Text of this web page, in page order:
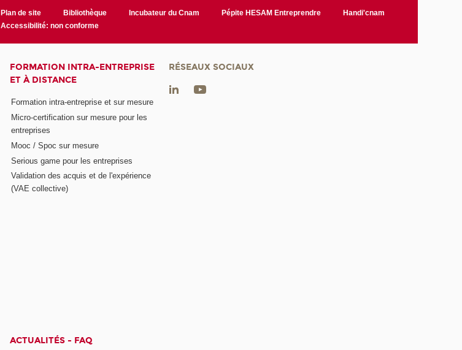
Plan de site Bibliothèque Incubateur du Cnam Pépite HESAM Entreprendre
Handi'cnam
Accessibilité: non conforme
FORMATION INTRA-ENTREPRISE
ET À DISTANCE
Formation intra-entreprise et sur mesure
Micro-certification sur mesure pour les
entreprises
Mooc / Spoc sur mesure
Serious game pour les entreprises
Validation des acquis et de l'expérience
(VAE collective)
ACTUALITÉS - FAQ
RÉSEAUX SOCIAUX